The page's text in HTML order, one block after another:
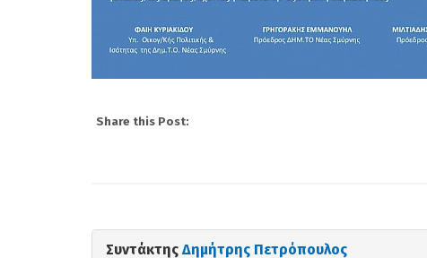
Share this Post:
Συντάκτης Δημήτρης Πετρόπουλος
που υπάρχουν και οι
Δημότες που χαλάνε το